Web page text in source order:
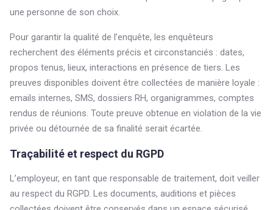
une personne de son choix.
Pour garantir la qualité de l’enquête, les enquêteurs
recherchent des éléments précis et circonstanciés : dates,
propos tenus, lieux, interactions en présence de tiers. Les
preuves disponibles doivent être collectées de manière loyale :
emails internes, SMS, dossiers RH, organigrammes, comptes
rendus de réunions. Toute preuve obtenue en violation de la vie
privée ou détournée de sa finalité serait écartée.
Traçabilité et respect du RGPD
L’employeur, en tant que responsable de traitement, doit veiller
au respect du RGPD. Les documents, auditions et pièces